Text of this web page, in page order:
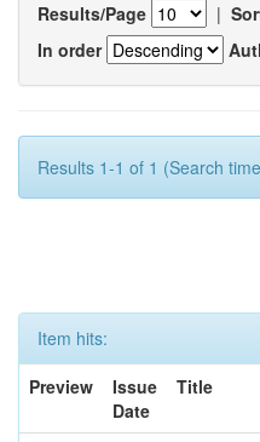
Results/Page |
In order
Results 1-1 of 1 (Search
Item hits:
Preview
Issue
Date
Title